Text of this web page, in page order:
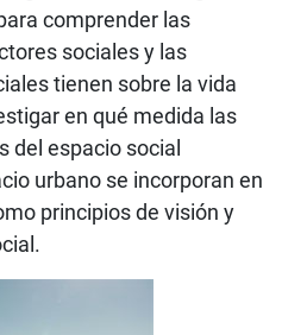
comprender las
sociales y las
tienen sobre la vida
en qué medida las
del espacio social
urbano se incorporan en
principios de visión y